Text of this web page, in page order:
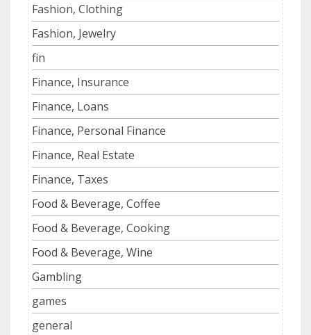
Fashion, Clothing
Fashion, Jewelry
fin
Finance, Insurance
Finance, Loans
Finance, Personal Finance
Finance, Real Estate
Finance, Taxes
Food & Beverage, Coffee
Food & Beverage, Cooking
Food & Beverage, Wine
Gambling
games
general